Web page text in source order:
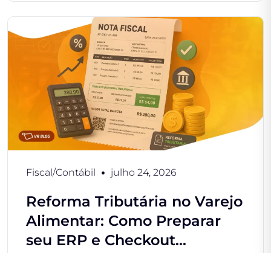
Fiscal/Contábil julho 24, 2026
Reforma Tributária no Varejo
Alimentar: Como Preparar
seu ERP e Checkout...